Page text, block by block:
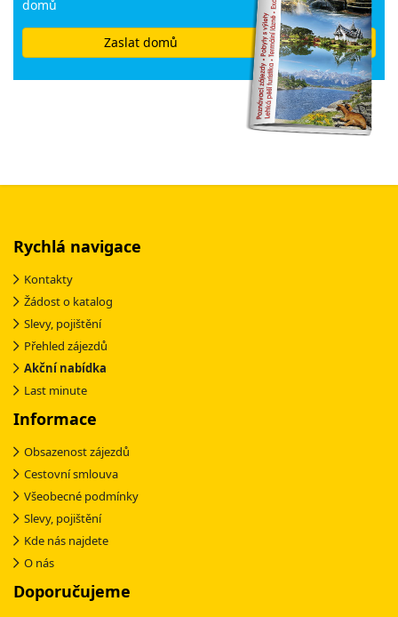
domů
Zaslat domů
Rychlá navigace
Kontakty
Žádost o katalog
Slevy, pojištění
Přehled zájezdů
Akční nabídka
Last minute
Informace
Obsazenost zájezdů
Cestovní smlouva
Všeobecné podmínky
Slevy, pojištění
Kde nás najdete
O nás
Doporučujeme